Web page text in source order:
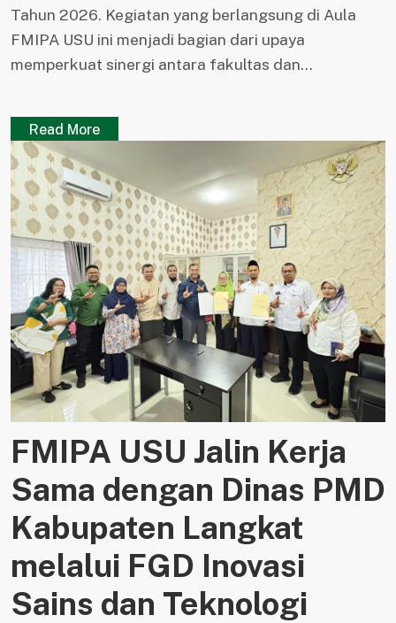
Tahun 2026. Kegiatan yang berlangsung di Aula
FMIPA USU ini menjadi bagian dari upaya
memperkuat sinergi antara fakultas dan...
Read More
FMIPA USU Jalin Kerja
Sama dengan Dinas PMD
Kabupaten Langkat
melalui FGD Inovasi
Sains dan Teknologi